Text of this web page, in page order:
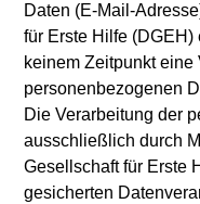
Daten (E-Mail-
für Erste Hilfe (DGEH)
keinem Zeitpunkt eine
personenbezogenen
Die Verarbeitung der
ausschließlich durch
Gesellschaft für Erste
gesicherten